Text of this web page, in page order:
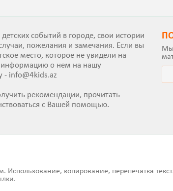
событий в городе, свои истории
пожелания и замечания. Если вы
место, которое не увидели на
информацию о нем на нашу
- info@4kids.az
рекомендации, прочитать
с Вашей помощью.
Мы
Использование, копирование, перепечатка